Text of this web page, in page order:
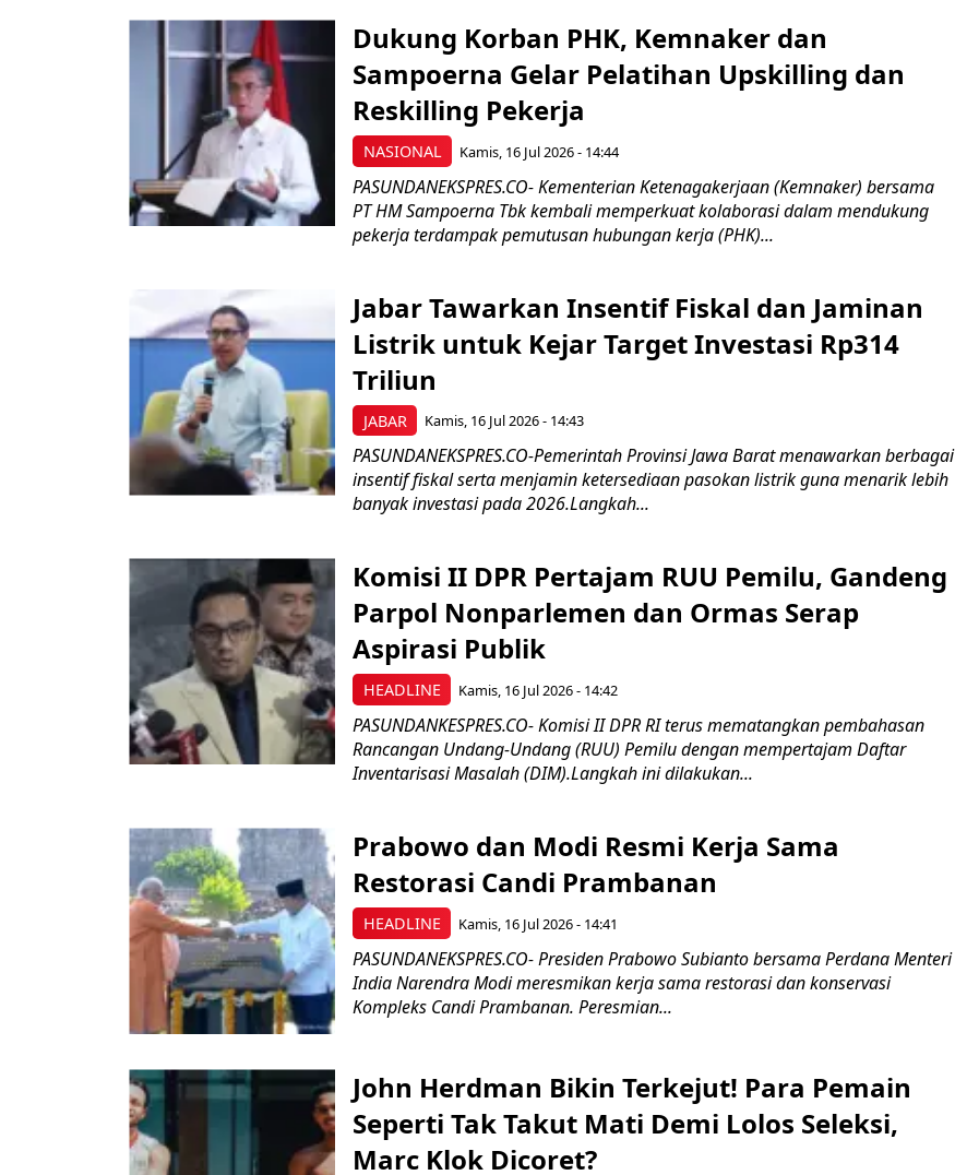
NASIONAL
Dukung Korban PHK, Kemnaker dan
Sampoerna Gelar Pelatihan Upskilling dan
Reskilling Pekerja
Kamis, 16 Jul 2026 - 14:44
PASUNDANEKSPRES.CO- Kementerian Ketenagakerjaan (Kemnaker) bersama
PT HM Sampoerna Tbk kembali memperkuat kolaborasi dalam mendukung
pekerja terdampak pemutusan hubungan kerja (PHK)...
JABAR
Jabar Tawarkan Insentif Fiskal dan Jaminan
Listrik untuk Kejar Target Investasi Rp314
Triliun
Kamis, 16 Jul 2026 - 14:43
PASUNDANEKSPRES.CO-Pemerintah Provinsi Jawa Barat menawarkan berbagai
insentif fiskal serta menjamin ketersediaan pasokan listrik guna menarik lebih
banyak investasi pada 2026.Langkah...
HEADLINE
Komisi II DPR Pertajam RUU Pemilu, Gandeng
Parpol Nonparlemen dan Ormas Serap
Aspirasi Publik
Kamis, 16 Jul 2026 - 14:42
PASUNDANKESPRES.CO- Komisi II DPR RI terus mematangkan pembahasan
Rancangan Undang-Undang (RUU) Pemilu dengan mempertajam Daftar
Inventarisasi Masalah (DIM).Langkah ini dilakukan...
HEADLINE
Prabowo dan Modi Resmi Kerja Sama
Restorasi Candi Prambanan
Kamis, 16 Jul 2026 - 14:41
PASUNDANEKSPRES.CO- Presiden Prabowo Subianto bersama Perdana Menteri
India Narendra Modi meresmikan kerja sama restorasi dan konservasi
Kompleks Candi Prambanan. Peresmian...
John Herdman Bikin Terkejut! Para Pemain
Seperti Tak Takut Mati Demi Lolos Seleksi,
Marc Klok Dicoret?